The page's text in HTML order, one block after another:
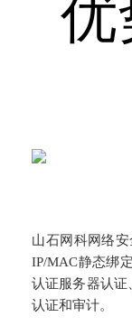
优
山石网科网络
IP/MAC静态绑
认证服务器认证
认证和审计。